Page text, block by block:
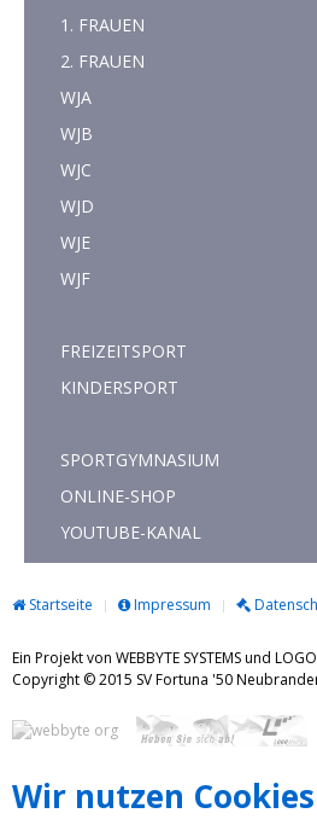
1. FRAUEN
2. FRAUEN
WJA
WJB
WJC
WJD
WJE
WJF
FREIZEITSPORT
KINDERSPORT
SPORTGYMNASIUM
ONLINE-SHOP
YOUTUBE-KANAL
Startseite Impressum
Ein Projekt von WEBBYTE SYSTEMS und
Copyright © 2015 SV Fortuna '50
Wir nutzen Cookies